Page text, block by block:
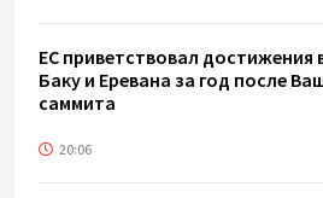
ЕС приветствовал достижения
Баку и Еревана за год после
саммита
20:06